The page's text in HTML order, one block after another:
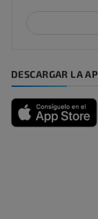
DESCARGAR LA